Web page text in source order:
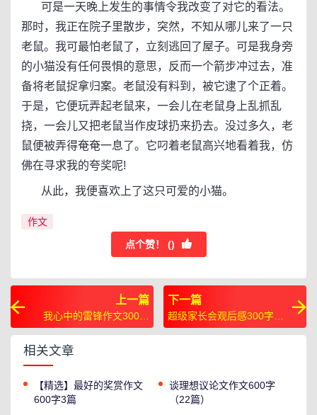
可是一天晚上发生的事情令我改变了对它的看法。
那时，我正在院子里散步，突然，不知从哪儿来了一只
老鼠。我可最怕老鼠了，立刻逃回了屋子。可是我身旁
的小猫没有任何畏惧的意思，反而一个箭步冲过去，准
备将老鼠捉拿归案。老鼠没有料到，被它逮了个正着。
于是，它便玩弄起老鼠来，一会儿在老鼠身上乱抓乱
挠，一会儿又把老鼠当作皮球扔来扔去。没过多久，老
鼠便被弄得奄奄一息了。它叼着老鼠高兴地看着我，仿
佛在寻求我的夸奖呢!
从此，我便喜欢上了这只可爱的小猫。
作文
点个赞！ ()
上一篇
我心中的雷锋作文300字
（6篇）
下一篇
超级家长会观后感300字
（6篇）
相关文章
【精选】最好的奖赏作文
600字3篇
谈理想议论文作文600字
（22篇）